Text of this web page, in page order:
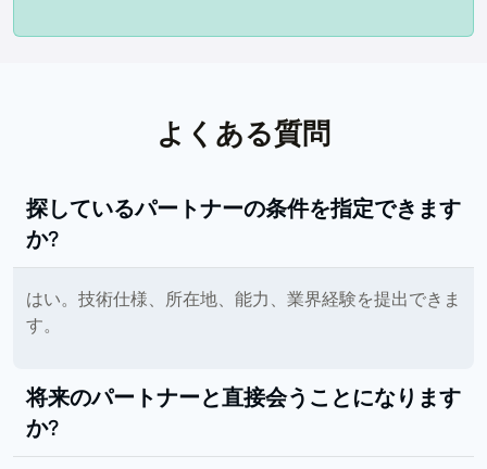
よくある質問
探しているパートナーの条件を指定できます
か?
はい。技術仕様、所在地、能力、業界経験を提出できま
す。
将来のパートナーと直接会うことになります
か?